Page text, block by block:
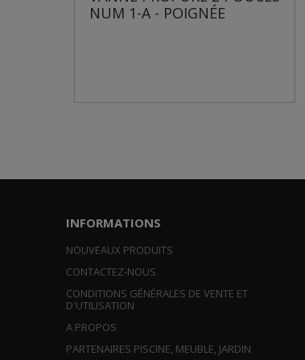
NUM 1-A - POIGNÉE
INFORMATIONS
NOUVEAUX PRODUITS
CONTACTEZ-NOUS
CONDITIONS GÉNÉRALES DE VENTE ET
D'UTILISATION
A PROPOS
PARTENAIRES PISCINE, MEUBLE, JARDIN